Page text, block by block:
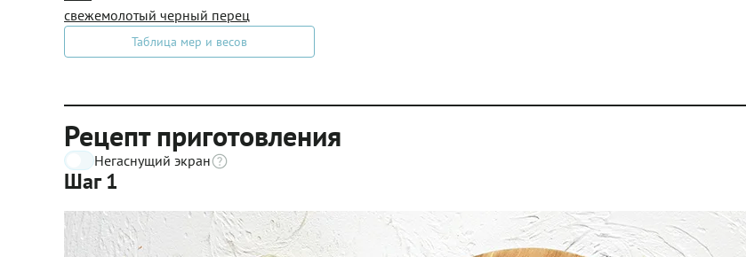
свежемолотый черный перец
Таблица мер и весов
Рецепт приготовления
Негаснущий экран
Шаг 1